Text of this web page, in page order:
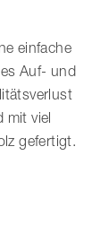
einfache
Auf- und
mit viel
gefertigt.